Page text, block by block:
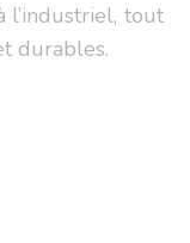
l’industriel, tout
durables.